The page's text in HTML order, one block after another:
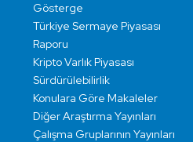
Gösterge
Türkiye Sermaye Piyasası
Raporu
Kripto Varlık Piyasası
Sürdürülebilirlik
Konulara Göre Makaleler
Diğer Araştırma Yayınları
Çalışma Gruplarının Yayınları